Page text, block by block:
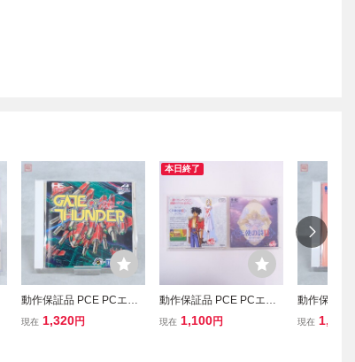
動作保証品 PCE PCエン
ジン SUPER CD-ROM2
現在 1,320円
本日終了
動作保証品 PCE PCエン
ジン SUPER CD-ROM2
現在 1,100円
動作保証品
ジン
現在 1,100